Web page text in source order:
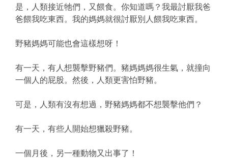
是，人類接近牠們，又餵食。你知道嗎？我最討厭我爸
爸餵我吃東西。我的媽媽就很討厭別人餵我吃東西。
野豬媽媽可能也會這樣想呀！
有一天，有人想襲擊野豬們。豬媽媽媽很生氣，就撞向
一個人的屁股。然後，人類更害怕野豬。
可是，人類有沒有想過，野豬媽媽都不想襲擊他們？
有一天，有些人開始想獵殺野豬。
一個月後，另一種動物又出事了！